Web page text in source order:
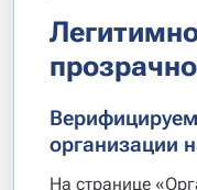
организации
На странице